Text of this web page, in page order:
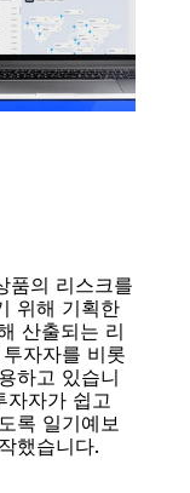
품의 리스크를
위해 기획한
산출되는 리
자자를 비롯
하고 있습니
자자가 쉽고
록 일기예보
했습니다.